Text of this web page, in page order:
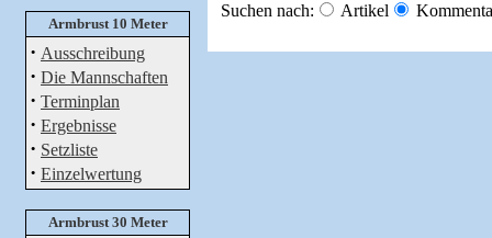
Armbrust 10 Meter
· Ausschreibung
· Die Mannschaften
· Terminplan
· Ergebnisse
· Setzliste
· Einzelwertung
Armbrust 30 Meter
Suchen nach: Artikel